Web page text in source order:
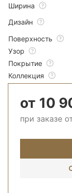
Ширина
Дизайн
Поверхность
Узор
Покрытие
Коллекция
от 10
при заказе